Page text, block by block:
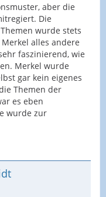
aber die
Die
wurde stets
alles andere
faszinierend, wie
Merkel wurde
gar kein eigenes
Themen der
es eben
wurde zur